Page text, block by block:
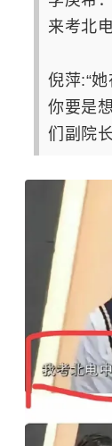
来考北
倪萍:“
你要是
们副院